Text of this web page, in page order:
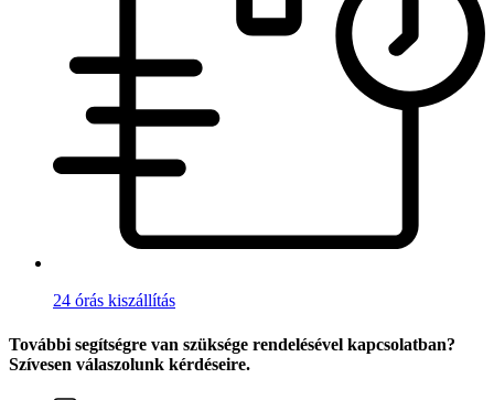
24 órás kiszállítás
További segítségre van szüksége rendelésével kapcsolatban?
Szívesen válaszolunk kérdéseire.